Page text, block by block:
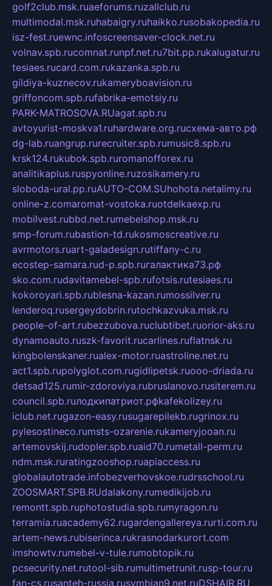
golf2club.msk.ruaeforums.ruzallclub.ru
multimodal.msk.ruhabaigry.ruhaikko.rusobakopedia.ru
isz-fest.ruewnc.infoscreensaver-clock.net.ru
volnav.spb.rucomnat.runpf.net.ru7bit.pp.rukalugatur.ru
tesiaes.rucard.com.rukazanka.spb.ru
gildiya-kuznecov.rukameryboavision.ru
griffoncom.spb.rufabrika-emotsiy.ru
PARK-MATROSOVA.RUagat.spb.ru
avtoyurist-moskva1.ruhardware.org.ruсхема-авто.рф
dg-lab.ruangrup.rurecruiter.spb.rumusic8.spb.ru
krsk124.rukubok.spb.ruromanofforex.ru
analitikaplus.ruspyonline.ruzosikamery.ru
sloboda-ural.pp.ruAUTO-COM.SUhohota.netalimy.ru
online-z.comaromat-vostoka.ruotdelkaexp.ru
mobilvest.rubbd.net.rumebelshop.msk.ru
smp-forum.rubastion-td.rukosmoscreative.ru
avrmotors.ruart-galadesign.rutiffany-c.ru
ecostep-samara.rud-p.spb.ruгалактика73.рф
sko.com.rudavitamebel-spb.rufotsis.rutesiaes.ru
kokoroyari.spb.rublesna-kazan.rumossilver.ru
lenderoq.rusergeydobrin.rutochkazvuka.msk.ru
people-of-art.rubezzubova.ruclubtibet.ruorior-aks.ru
dynamoauto.ruszk-favorit.rucarlines.ruflatnsk.ru
kingbolenskaner.rualex-motor.ruastroline.net.ru
act1.spb.rupolyglot.com.rugidlipetsk.ruooo-driada.ru
detsad125.rumir-zdoroviya.rubruslanovo.rusiterem.ru
council.spb.ruлодкипатриот.рфkafekolizey.ru
iclub.net.rugazon-easy.rusugarepilekb.rugrinox.ru
pylesostineco.rumsts-ozarenie.rukameryjooan.ru
artemovskij.rudopler.spb.ruaid70.rumetall-perm.ru
ndm.msk.ruratingzooshop.ruapiaccess.ru
globalautotrade.infobezverhovskoe.rudrsschool.ru
ZOOSMART.SPB.RUdalakony.rumedikijob.ru
remontt.spb.ruphotostudia.spb.rumyragon.ru
terramia.ruacademy62.rugardengallereya.rurti.com.ru
artem-news.rubiserinca.rukrasnodarkurort.com
imshowtv.rumebel-v-tule.rumobtopik.ru
pcsecurity.net.rutool-sib.rumultimetrunit.rusp-tour.ru
fan-cs.rusanteh-russia.rusymbian9.net.ruDSHAIR.RU